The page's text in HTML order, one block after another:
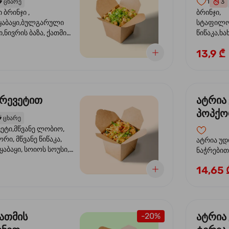
ცხარე
,
ბაზა, ქათმის
ხახვი,სეზამის
3
ბრინჯი,
სოუსი,
13,9 ₾
ცხარე
ლობიო,
მწვანე წიწაკა,
სოიოს სოუსი,
სოუსი, მწვანე ხახვი,
ატრია
სოსუით
ატრია
ნაჭრებით,
ნიორი)
14,65
-20%